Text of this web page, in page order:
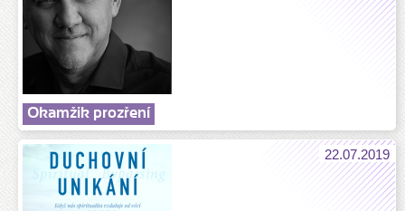
Okamžik prozření
22.07.2019